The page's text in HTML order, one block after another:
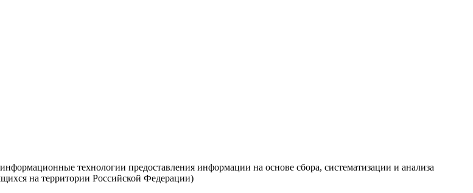
технологии предоставления информации на основе сбора, систематизации и анализа
на территории Российской Федерации)